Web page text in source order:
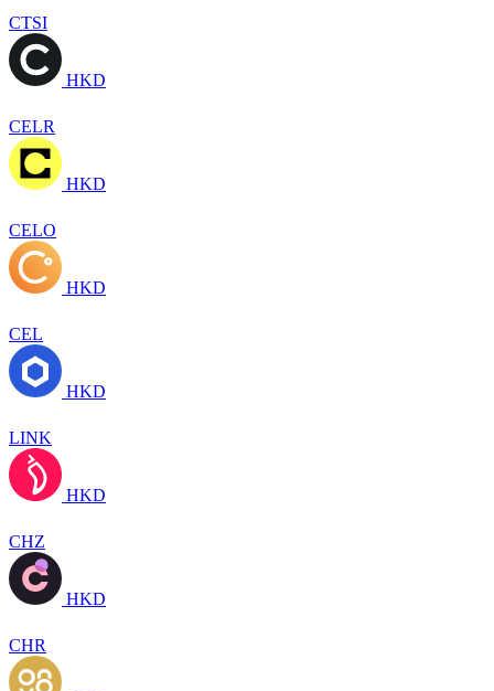
CTSI
HKD
CELR
HKD
CELO
HKD
CEL
HKD
LINK
HKD
CHZ
HKD
CHR